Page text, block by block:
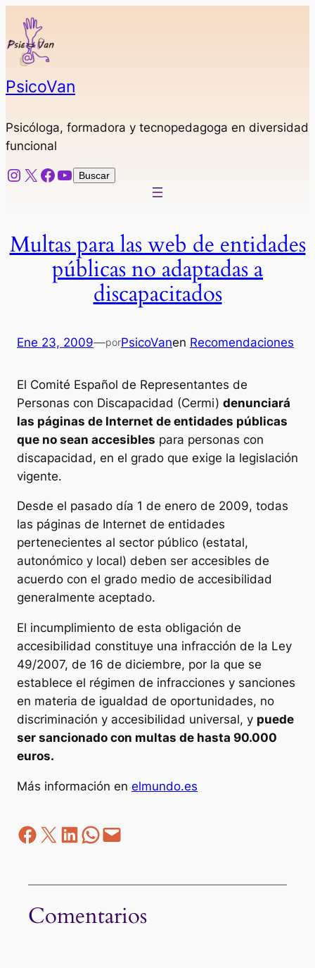
Saltar
contenido
PsicoVan
Psicóloga, formadora y tecnopedagoga en diversidad
funcional
Instagram
X Facebook
YouTube
Buscar
Buscar
Multas para las web de entidades
públicas no adaptadas a
discapacitados
Ene 23, 2009—porPsicoVanen Recomendaciones
El Comité Español de Representantes de
Personas con Discapacidad (Cermi) denunciará
las páginas de Internet de entidades públicas
que no sean accesibles para personas con
discapacidad, en el grado que exige la legislación
vigente.
Desde el pasado día 1 de enero de 2009, todas
las páginas de Internet de entidades
pertenecientes al sector público (estatal,
autonómico y local) deben ser accesibles de
acuerdo con el grado medio de accesibilidad
generalmente aceptado.
El incumplimiento de esta obligación de
accesibilidad constituye una infracción de la Ley
49/2007, de 16 de diciembre, por la que se
establece el régimen de infracciones y sanciones
en materia de igualdad de oportunidades, no
discriminación y accesibilidad universal, y puede
ser sancionado con multas de hasta 90.000
euros.
Más información en elmundo.es
Facebook
Z LinkedIn
WhatsApp
correo electrónico
Comentarios